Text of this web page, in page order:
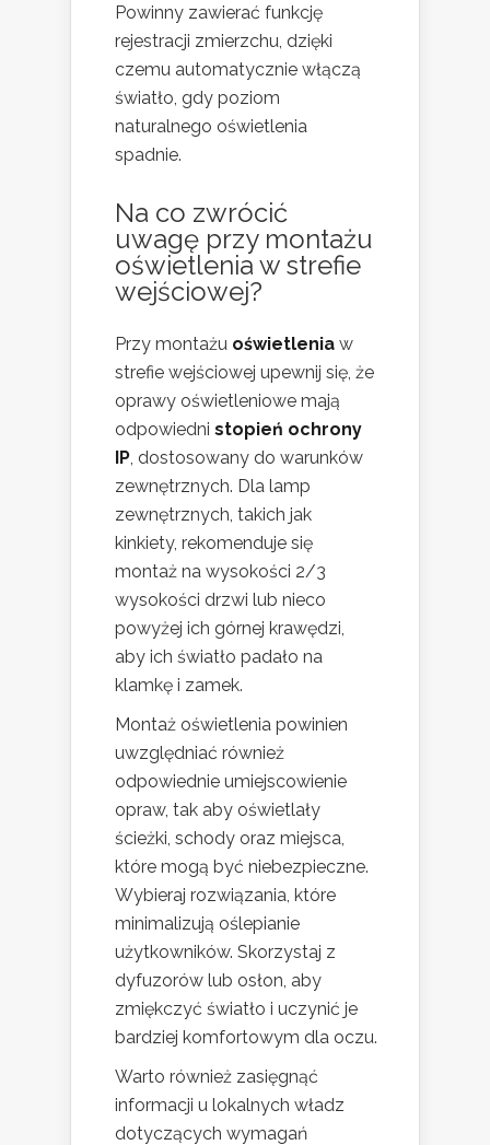
Powinny zawierać funkcję
rejestracji zmierzchu, dzięki
czemu automatycznie włączą
światło, gdy poziom
naturalnego oświetlenia
spadnie.
Na co zwrócić
uwagę przy montażu
oświetlenia w strefie
wejściowej?
Przy montażu oświetlenia w
strefie wejściowej upewnij się, że
oprawy oświetleniowe mają
odpowiedni stopień ochrony
IP, dostosowany do warunków
zewnętrznych. Dla lamp
zewnętrznych, takich jak
kinkiety, rekomenduje się
montaż na wysokości 2/3
wysokości drzwi lub nieco
powyżej ich górnej krawędzi,
aby ich światło padało na
klamkę i zamek.
Montaż oświetlenia powinien
uwzględniać również
odpowiednie umiejscowienie
opraw, tak aby oświetlały
ścieżki, schody oraz miejsca,
które mogą być niebezpieczne.
Wybieraj rozwiązania, które
minimalizują oślepianie
użytkowników. Skorzystaj z
dyfuzorów lub osłon, aby
zmiękczyć światło i uczynić je
bardziej komfortowym dla oczu.
Warto również zasięgnąć
informacji u lokalnych władz
dotyczących wymagań